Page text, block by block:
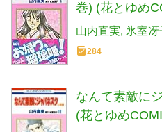
巻) (花とゆめ
山内直実 氷室冴
284
なんて素敵に
(花とゆめ